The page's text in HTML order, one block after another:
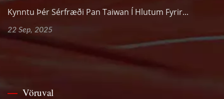
Kynntu Þér Sérfræði Pan Taiwan Í Hlutum Fyrir...
22 Sep, 2025
Vöruval